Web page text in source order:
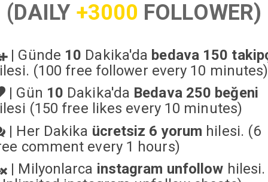
(DAILY +3000 FOLLOWER)
| Günde 10 Dakika'da bedava 150
(100 free follower every 10 minutes)
| Gün 10 Dakika'da Bedava 250 beğeni
(150 free likes every 10 minutes)
| Her Dakika ücretsiz 6 yorum hilesi. (6
comment every 1 hours)
| Milyonlarca instagram unfollow hilesi.